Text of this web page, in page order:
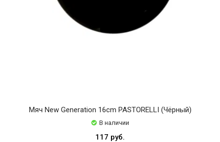
Мяч New Generation 16cm PASTORELLI (Чёрный)
В наличии
117 руб.